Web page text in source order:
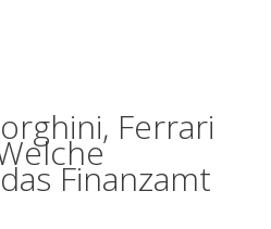
Ferrari
Finanzamt